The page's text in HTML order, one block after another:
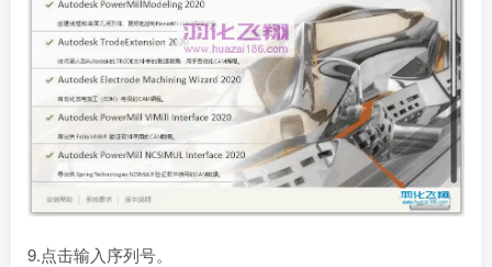
9.点击输入序列号。